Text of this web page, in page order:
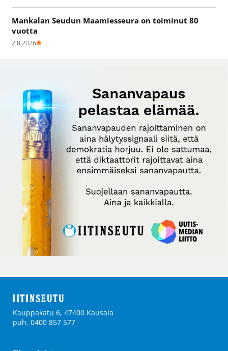
Mankalan Seudun Maamiesseura on toiminut 80
vuotta
2.8.2026
Kauppakatu 6, 47400 Kausala
puh. 0400 857 577